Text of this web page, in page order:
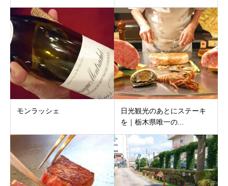
モンラッシェ
日光観光のあとにステーキ
を｜栃木県唯一の...